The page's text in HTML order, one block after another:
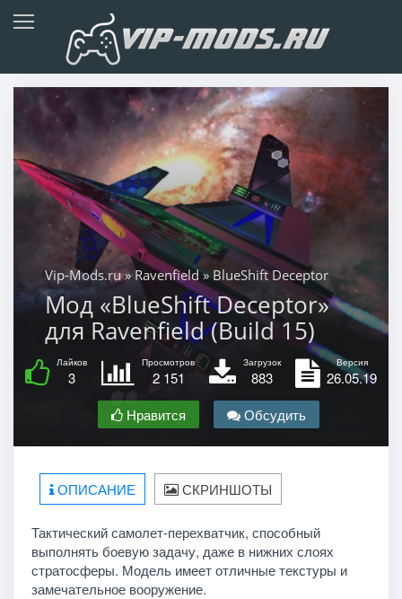
Vip-Mods.ru»Ravenfield» BlueShift Deceptor
Мод «BlueShift Deceptor»
для Ravenfield (Build 15)
Лайков
3
Просмотров
2 151
Загрузок
883
Версия
26.05.19
Нравится
Обсудить
ОПИСАНИЕ СКРИНШОТЫ
Тактический самолет-перехватчик, способный
выполнять боевую задачу, даже в нижних слоях
стратосферы. Модель имеет отличные текстуры и
замечательное вооружение.